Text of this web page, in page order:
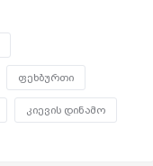
ფეხბურთი
კიევის დინამო